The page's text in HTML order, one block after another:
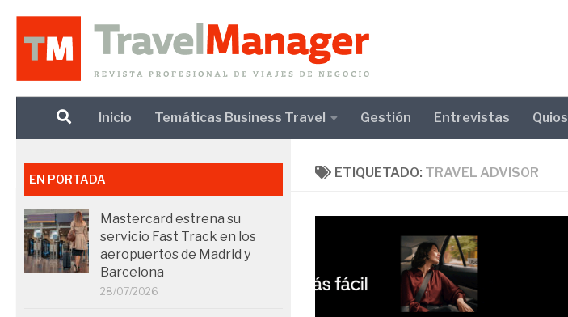
Debajo del contenido
Inicio Temáticas Business Travel Gestión Entrevistas
ETIQUETADO: TRAVEL ADVISOR
EN PORTADA
Mastercard estrena su
servicio Fast Track en los
aeropuertos de Madrid y
Barcelona
28/07/2026